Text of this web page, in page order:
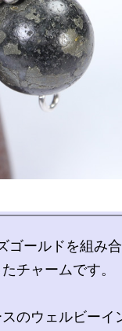
ゴールドを組み
チャームです。
のウェルビーイ